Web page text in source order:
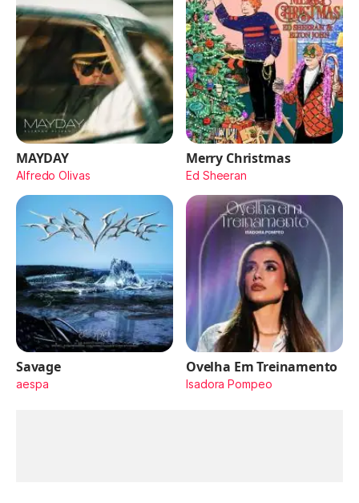
MAYDAY
Alfredo Olivas
Merry Christmas
Ed Sheeran
Savage
aespa
Ovelha Em Treinamento
Isadora Pompeo